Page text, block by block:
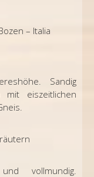
– Italia
Sandig
mit eiszeitlichen
vollmundig.